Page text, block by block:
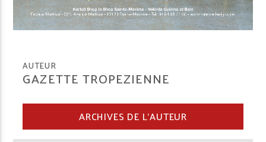
AUTEUR
GAZETTE TROPEZIENNE
ARCHIVES DE L'AUTEUR